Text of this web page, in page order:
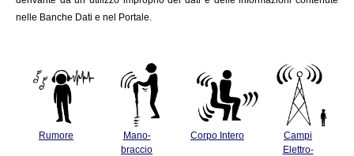
nelle Banche Dati e nel Portale.
Rumore
Mano-
braccio
Corpo Intero
Campi
Elettro-